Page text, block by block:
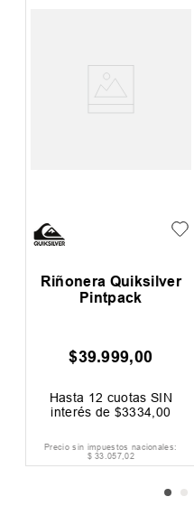
Riñonera Quiksilver
Pintpack
$39.999,00
Hasta 12 cuotas SIN
interés de $3334 00
Precio sin impuestos nacionales:
$ 33.057,02